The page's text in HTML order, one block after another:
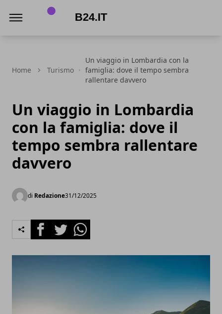
Home Turismo
Un viaggio in Lombardia con la
famiglia: dove il tempo sembra
rallentare davvero
Un viaggio in Lombardia
con la famiglia: dove il
tempo sembra rallentare
davvero
di Redazione31/12/2025
FacebookTwitterWhatsapp